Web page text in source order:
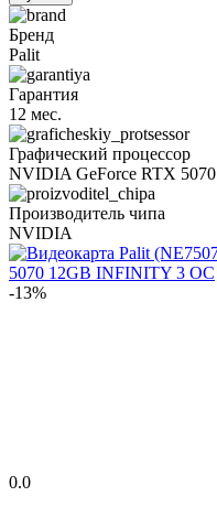
Бренд
Palit
Гарантия
12 мес.
Графический процессор
NVIDIA GeForce RTX 5070
Производитель чипа
NVIDIA
-13%
0.0